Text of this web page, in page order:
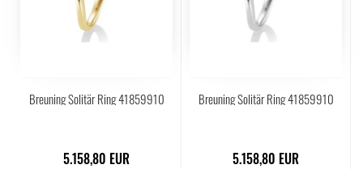
Breuning Solitär Ring 41859910
5.158,80 EUR
Breuning Solitär Ring 41859910
5.158,80 EUR